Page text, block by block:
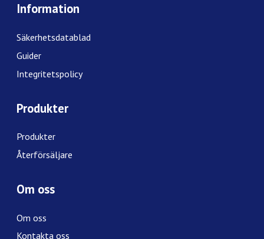
Information
Säkerhetsdatablad
Guider
Integritetspolicy
Produkter
Produkter
Återförsäljare
Om oss
Om oss
Kontakta oss